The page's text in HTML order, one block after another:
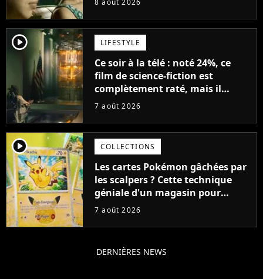
player2 LIFESTYLE
Ce soir à la télé : noté 24%, ce
film de science-fiction est
complètement raté, mais il
aurait pu être encore pire à
7 août 2026
player2 COLLECTIONS
Les cartes Pokémon gâchées par
les scalpers ? Cette technique
géniale d'un magasin pour
ruiner les revendeurs
7 août 2026
DERNIÈRES NEWS